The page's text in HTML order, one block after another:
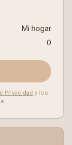
Mi hogar
0
Privacidad y los